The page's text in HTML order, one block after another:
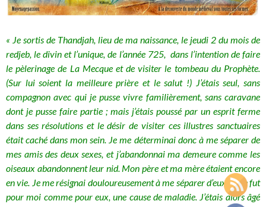
« Je sortis de Thandjah, lieu de ma naissance, le jeudi 2 du mois de
redjeb, le divin et l’unique, de l’année 725, dans l’intention de faire
le pèlerinage de La Mecque et de visiter le tombeau du Prophète.
(Sur lui soient la meilleure prière et le salut !) J’étais seul, sans
compagnon avec qui je pusse vivre familièrement, sans caravane
dont je pusse faire partie ; mais j’étais poussé par un esprit ferme
dans ses résolutions et le désir de visiter ces illustres sanctuaires
était caché dans mon sein. Je me déterminai donc à me séparer de
mes amis des deux sexes, et j’abandonnai ma demeure comme les
oiseaux abandonnent leur nid. Mon père et ma mère étaient encore
en vie. Je me résignai douloureusement à me séparer d’eux, et ce fut
pour moi comme pour eux, une cause de maladie. J’étais alors âgé